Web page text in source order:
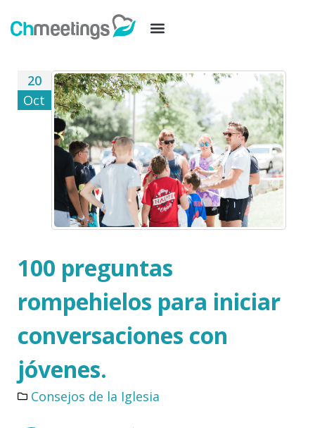
20
Oct
100 preguntas
rompehielos para iniciar
conversaciones con
jóvenes.
Consejos de la Iglesia